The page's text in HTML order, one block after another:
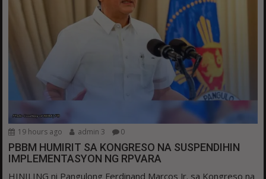
19 hours ago admin 3 0
PBBM HUMIRIT SA KONGRESO NA SUSPENDIHIN
IMPLEMENTASYON NG RPVARA
HINILING ni Pangulong Ferdinand Marcos Jr. sa Kongreso na